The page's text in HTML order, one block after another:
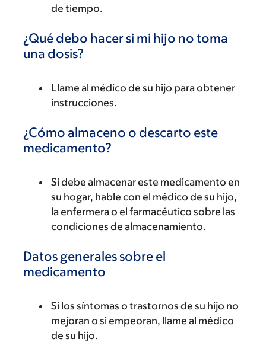
de tiempo.
¿Qué debo hacer si mi hijo no toma
una dosis?
Llame al médico de su hijo para obtener
instrucciones.
¿Cómo almaceno o descarto este
medicamento?
Si debe almacenar este medicamento en
su hogar, hable con el médico de su hijo,
la enfermera o el farmacéutico sobre las
condiciones de almacenamiento.
Datos generales sobre el
medicamento
Si los síntomas o trastornos de su hijo no
mejoran o si empeoran, llame al médico
de su hijo.